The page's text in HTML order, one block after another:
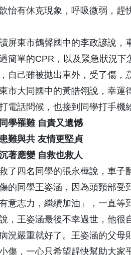
怡有休克現象，呼吸微弱，趕
屏東市鶴聲國中的李政諺說，
簡單的CPR，以及緊急狀況
自己雖被拋出車外，受了傷，
市大同國中的黃皓翎說，幸運
電話問候，也接到同學打手機
學罹難 自責又遺憾
難與共 友情更堅貞
著應變 自救也救人
了四名同學的張永樺說，車子
的同學王姿涵，因為頭頸部
意志力，繼續加油」，一直等
，王姿涵最後不幸過世，他很
況嚴重就好了。王姿涵的父
傷，一心只希望趕快幫助大家